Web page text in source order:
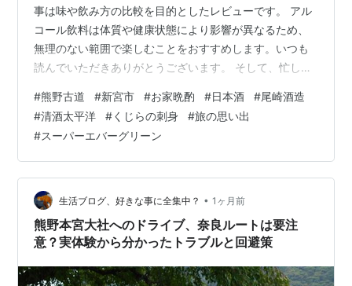
事は味や飲み方の比較を目的としたレビューです。 アル
コール飲料は体質や健康状態により影響が異なるため、
無理のない範囲で楽しむことをおすすめします。いつも
読んでいただきありがとうございます。 そして、忙しい
に触れる日帰り旅。心地よい疲れを抱えて帰宅した夜、
旅の余韻をもう一度楽しむ方法をご存知でしょうか。現
地で見つけた地酒と地元の食材を並べる「お家晩酌」が
おすすめです。 今回ご紹介するのは、新宮市を訪れた際
に手に入れたい、尾崎酒造「清酒太平洋」と、運よく出
会えた「くじらの刺身」を組み合わせた晩酌…
#熊野古道 #新宮市 #お家晩酌 #日本酒 #尾崎酒造
#清酒太平洋 #くじらの刺身 #旅の思い出
#スーパーエバーグリーン
生活ブログ、好きな事に全集中？ • 1ヶ月前
熊野本宮大社へのドライブ、奈良ルートは要注
意？実体験から分かったトラブルと回避策